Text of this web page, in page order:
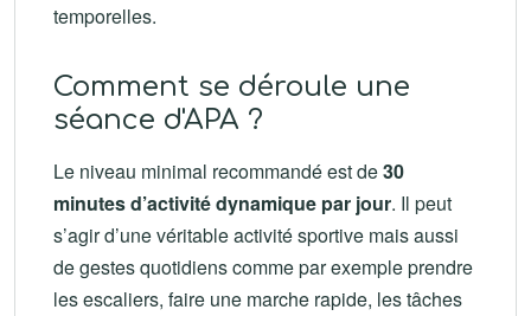
temporelles.
Comment se déroule une
séance d'APA ?
Le niveau minimal recommandé est de30
minutes d’activité dynamique par jour. Il peut
s’agir d’une véritable activité sportive mais aussi
de gestes quotidiens comme par exemple prendre
les escaliers, faire une marche rapide, les tâches